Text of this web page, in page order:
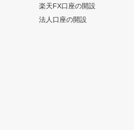
楽天FX口座の開設
法人口座の開設